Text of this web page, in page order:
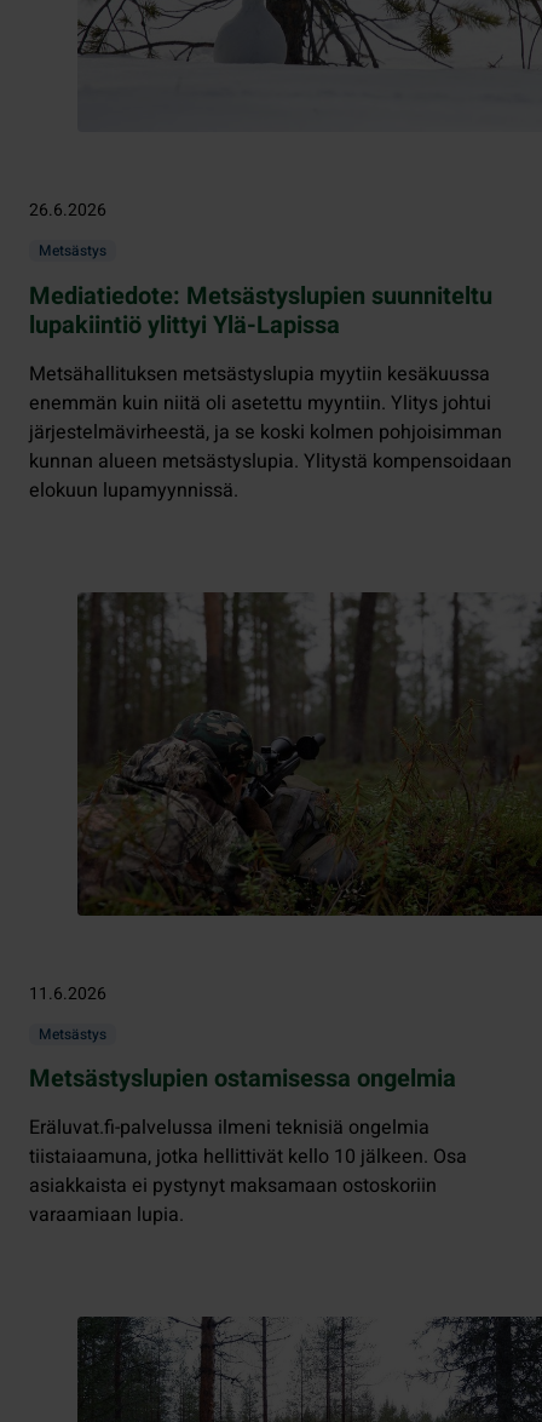
26.6.2026
Metsästys
Mediatiedote: Metsästyslupien suunniteltu
lupakiintiö ylittyi Ylä-Lapissa
Metsähallituksen metsästyslupia myytiin kesäkuussa
enemmän kuin niitä oli asetettu myyntiin. Ylitys johtui
järjestelmävirheestä, ja se koski kolmen pohjoisimman
kunnan alueen metsästyslupia. Ylitystä kompensoidaan
elokuun lupamyynnissä.
11.6.2026
Metsästys
Metsästyslupien ostamisessa ongelmia
Eräluvat.fi-palvelussa ilmeni teknisiä ongelmia
tiistaiaamuna, jotka hellittivät kello 10 jälkeen. Osa
asiakkaista ei pystynyt maksamaan ostoskoriin
varaamiaan lupia.